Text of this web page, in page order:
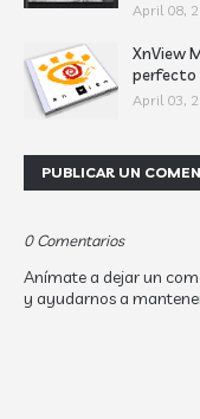
April 08,
XnView
perfecto
April 03,
PUBLICAR UN
0 Comentarios
Anímate a dejar un
y ayudarnos a